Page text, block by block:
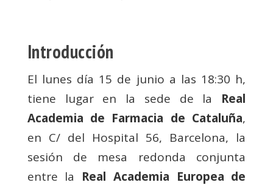
Introducción
El lunes día 15 de junio a las 18:30 h,
tiene lugar en la sede de la Real
Academia de Farmacia de Cataluña,
en C/ del Hospital 56, Barcelona, ​​la
sesión de mesa redonda conjunta
entre la Real Academia Europea de